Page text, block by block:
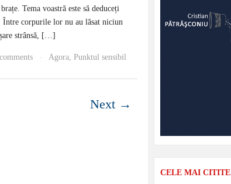
Tema voastră este să deduceți
corpurile lor nu au lăsat niciun
strânsă, […]
· Agora, Punktul sensibil
Next →
CELE MAI CITITE